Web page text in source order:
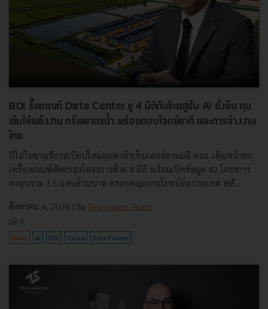
BOI รื้อเกณฑ์ Data Center ชู 4 มิติดันไทยสู่ฮับ AI ยั่งยืน คุม
เข้มใช้พลังงาน ทรัพยากรน้ำ พร้อมตอบโจทย์ชาติ และการจ้างงาน
ไทย
บีโอไอขานรับระเบียบใหม่คุมดาต้าเซ็นเตอร์ตามมติ ครม. เดินหน้ายก
เครื่องเกณฑ์คัดกรองโครงการด้วย 4 มิติ พร้อมเปิดข้อมูล 42 โครงการ
ลงทุนรวม 7.5 แสนล้านบาท ครอบคลุมประโยชน์ต่อประเทศ พลั...
สิงหาคม 6, 2026 | By Techsauce Team
0
News AI BOI Cloud Data Center